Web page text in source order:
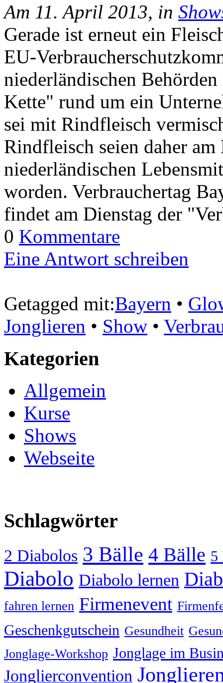
Am 11. April 2013, in
Gerade ist erneut ein
EU-
niederländischen
Kette" rund um ein
sei mit Rindfleisch
Rindfleisch seien daher
niederländischen
worden. Verbrauchertag
findet am Dienstag der
0 Kommentare
Eine Antwort schreiben
Getagged mit:Bayern •
Jonglieren • Show •
Kategorien
Allgemein
Kurse
Shows
Webseite
Schlagwörter
2 Diabolos 3 Bälle 4 Bälle 5
Diabolo Diabolo lernen
fahren lernen Firmenevent
Geschenkgutschein Gesundheit
Jonglage-Workshop Jonglage im
Jonglierconvention